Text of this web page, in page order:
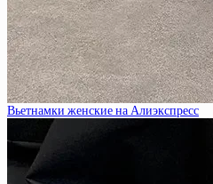
Вьетнамки женские на Алиэкспресс